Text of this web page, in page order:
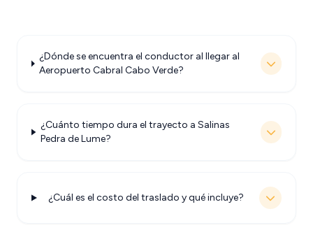
¿Dónde se encuentra el conductor al llegar al
Aeropuerto Cabral Cabo Verde?
¿Cuánto tiempo dura el trayecto a Salinas
Pedra de Lume?
¿Cuál es el costo del traslado y qué incluye?